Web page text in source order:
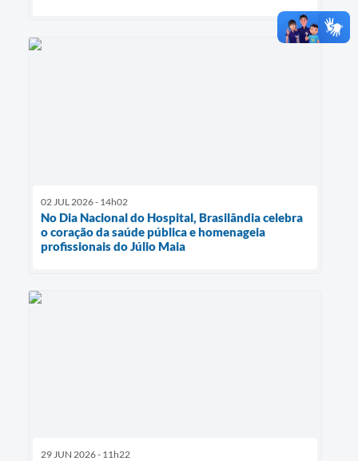
02 JUL 2026 - 14h02
No Dia Nacional do Hospital, Brasilândia celebra
o coração da saúde pública e homenageia
profissionais do Júlio Maia
29 JUN 2026 - 11h22